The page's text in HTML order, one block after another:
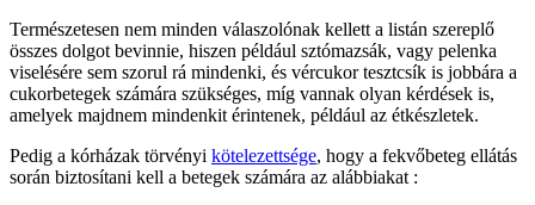
Természetesen nem minden válaszolónak kellett a listán szereplő
összes dolgot bevinnie, hiszen például sztómazsák, vagy pelenka
viselésére sem szorul rá mindenki, és vércukor tesztcsík is jobbára a
cukorbetegek számára szükséges, míg vannak olyan kérdések is,
amelyek majdnem mindenkit érintenek, például az étkészletek.
Pedig a kórházak törvényi kötelezettsége, hogy a fekvőbeteg ellátás
során biztosítani kell a betegek számára az alábbiakat :